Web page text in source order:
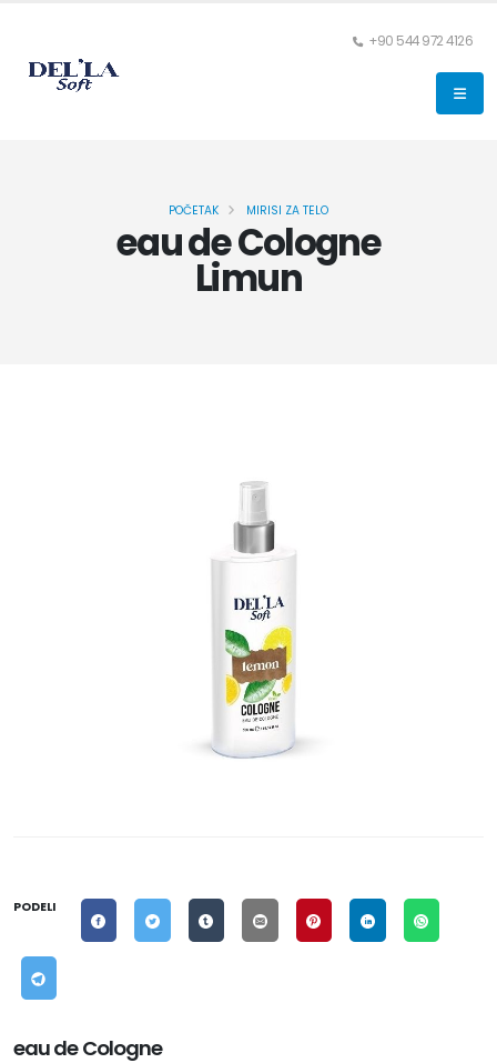
+90 544 972 4126
eau de Cologne
Limun
POČETAK MIRISI ZA TELO
PODELI
eau de Cologne